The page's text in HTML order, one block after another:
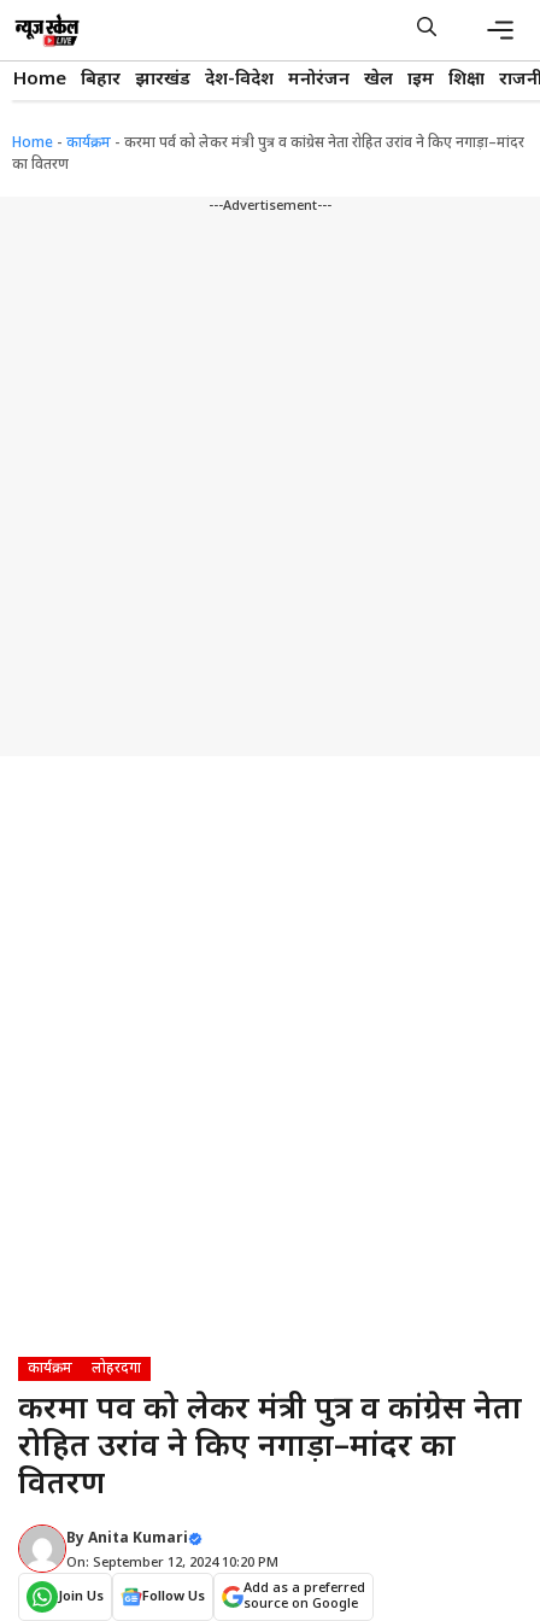
content
Home बिहार झारखंड देश-विदेश मनोरंजन खेल क्राइम शिक्षा
Home - कार्यक्रम - करमा पर्व को लेकर मंत्री पुत्र व कांग्रेस नेता रोहित उरांव ने किए नगाड़ा–मांदर
का वितरण
---Advertisement---
कार्यक्रम लोहरदगा
करमा पर्व को लेकर मंत्री पुत्र व कांग्रेस नेता
रोहित उरांव ने किए नगाड़ा–मांदर का
वितरण
ByAnita Kumari
On: September 12, 2024 10:20 PM
Join Us
Follow Us
Add as a preferred
source on Google